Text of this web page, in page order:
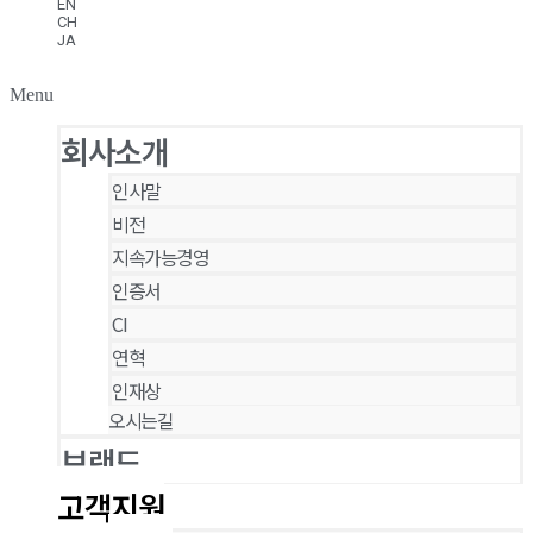
EN
CH
JA
Menu
회사소개
인사말
비전
지속가능경영
인증서
CI
연혁
인재상
오시는길
브랜드
고객지원